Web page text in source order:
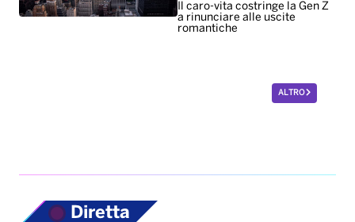
Il caro-vita costringe la Gen Z
a rinunciare alle uscite
romantiche
ALTRO
Diretta